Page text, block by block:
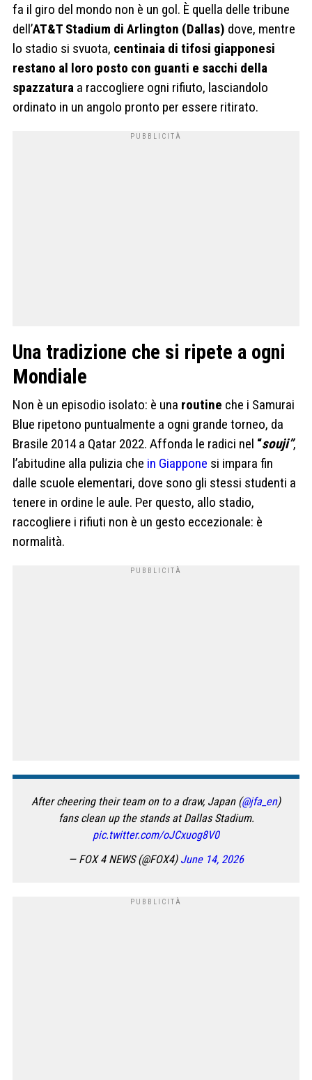
fa il giro del mondo non è un gol. È quella delle tribune
dell’AT&T Stadium di Arlington (Dallas) dove, mentre
lo stadio si svuota, centinaia di tifosi giapponesi
restano al loro posto con guanti e sacchi della
spazzatura a raccogliere ogni rifiuto, lasciandolo
ordinato in un angolo pronto per essere ritirato.
Una tradizione che si ripete a ogni
Mondiale
Non è un episodio isolato: è una routine che i Samurai
Blue ripetono puntualmente a ogni grande torneo, da
Brasile 2014 a Qatar 2022. Affonda le radici nel “souji”,
l’abitudine alla pulizia che in Giappone si impara fin
dalle scuole elementari, dove sono gli stessi studenti a
tenere in ordine le aule. Per questo, allo stadio,
raccogliere i rifiuti non è un gesto eccezionale: è
normalità.
After cheering their team on to a draw, Japan (@jfa_en)
fans clean up the stands at Dallas Stadium.
pic.twitter.com/oJCxuog8V0
— FOX 4 NEWS (@FOX4) June 14, 2026